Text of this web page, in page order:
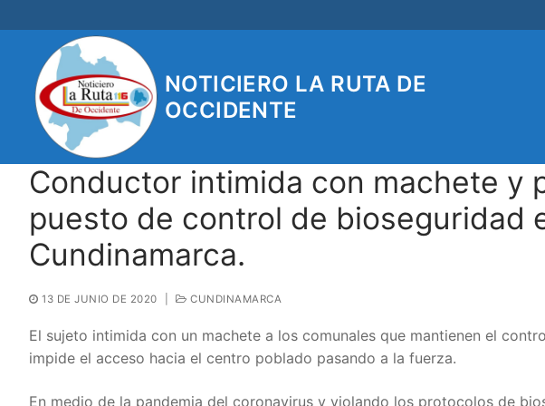
al
contenido
NOTICIERO LA RUTA DE
OCCIDENTE
Conductor intimida con machete y
puesto de control de bioseguridad
Cundinamarca.
13 DE JUNIO DE 2020 CUNDINAMARCA
El sujeto intimida con un machete a los comunales que mantienen el
impide el acceso hacia el centro poblado pasando a la fuerza.
En medio de la pandemia del coronavirus y violando los protocolos de